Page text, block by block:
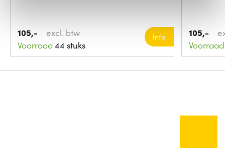
105,-
excl. btw
Voorraad 44 stuks
Info 105,-
Voorraad